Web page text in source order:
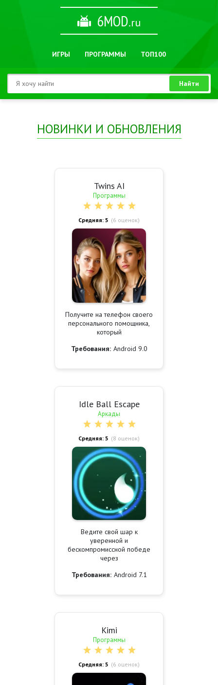
6MOD.ru
ИГРЫ ПРОГРАММЫ ТОП100
Найти
НОВИНКИ И ОБНОВЛЕНИЯ
Twins AI
Программы
Средняя: 5 (6 оценок)
Получите на телефон своего
персонального помощника,
который
Требования: Android 9.0
Idle Ball Escape
Аркады
Средняя: 5 (8 оценок)
Ведите свой шар к
уверенной и
бескомпромиссной победе
через
Требования: Android 7.1
Kimi
Программы
Средняя: 5 (6 оценок)